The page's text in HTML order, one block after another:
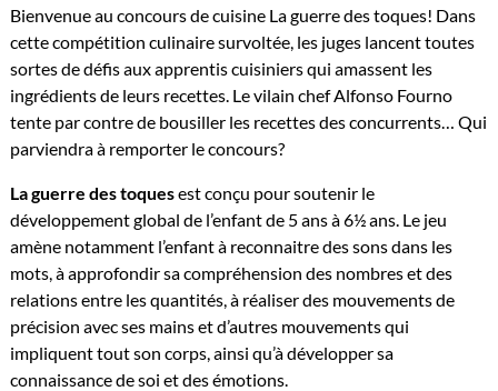
Bienvenue au concours de cuisine La guerre des toques! Dans
cette compétition culinaire survoltée, les juges lancent toutes
sortes de défis aux apprentis cuisiniers qui amassent les
ingrédients de leurs recettes. Le vilain chef Alfonso Fourno
tente par contre de bousiller les recettes des concurrents… Qui
parviendra à remporter le concours?
La guerre des toquesest conçu pour soutenir le
développement global de l’enfant de 5 ans à 6½ ans. Le jeu
amène notamment l’enfant à reconnaitre des sons dans les
mots, à approfondir sa compréhension des nombres et des
relations entre les quantités, à réaliser des mouvements de
précision avec ses mains et d’autres mouvements qui
impliquent tout son corps, ainsi qu’à développer sa
connaissance de soi et des émotions.